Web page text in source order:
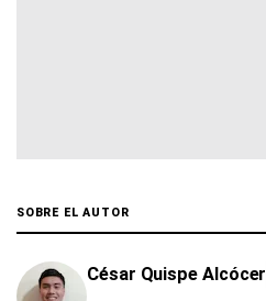
SOBRE EL AUTOR
César Quispe Alcócer